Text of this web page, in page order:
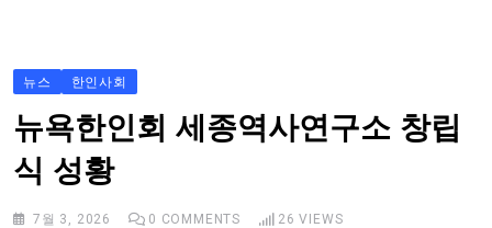
뉴스 한인사회
뉴욕한인회 세종역사연구소 창립
식 성황
7월 3, 2026 0 COMMENTS 26 VIEWS